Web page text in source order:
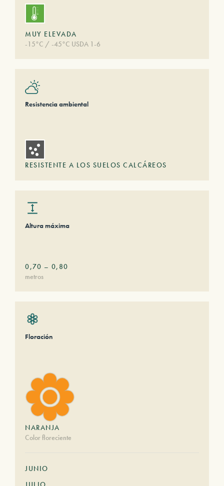
MUY ELEVADA
-15°C / -45°C USDA 1-6
Resistencia ambiental
RESISTENTE A LOS SUELOS CALCÁREOS
Altura máxima
0,70 – 0,80
metros
Floración
NARANJA
Color floreciente
JUNIO